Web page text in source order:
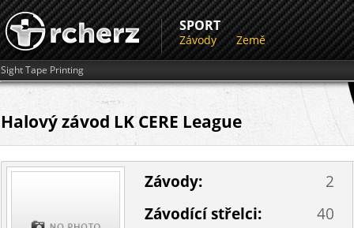
SPORT
Závody Země
Sight Tape Printing
Halový závod LK CERE League
Závody:
2
Závodící střelci:
40